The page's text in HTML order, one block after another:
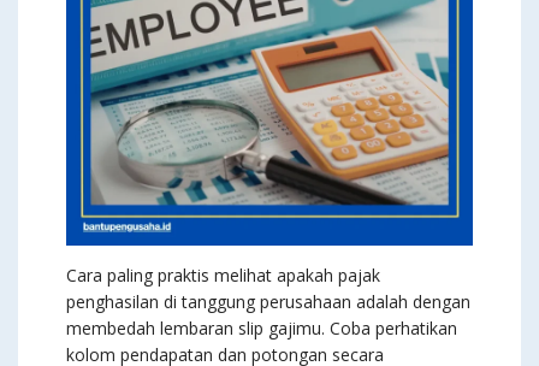
Cara paling praktis melihat apakah pajak
penghasilan di tanggung perusahaan adalah dengan
membedah lembaran slip gajimu. Coba perhatikan
kolom pendapatan dan potongan secara